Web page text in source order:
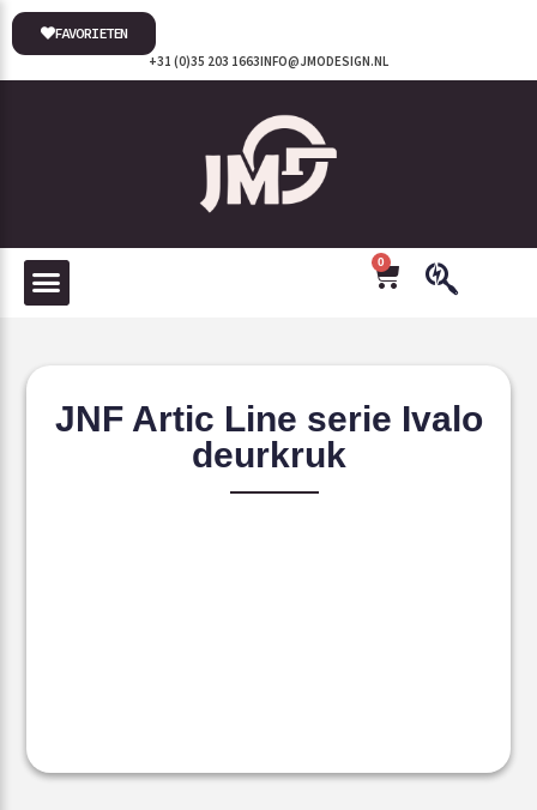
INFO@JMODESIGN.NL
+31 (0)35 203 1663
FAVORIETEN
0
JNF Artic Line serie Ivalo
deurkruk